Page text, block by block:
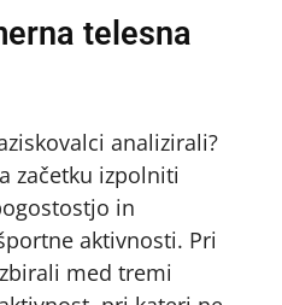
telesna
analizirali?
začetku izpolniti
in
aktivnosti. Pri
med tremi